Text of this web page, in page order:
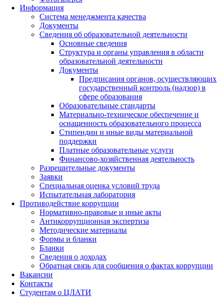
Информация
Система менеджмента качества
Документы
Сведения об образовательной деятельности
Основные сведения
Структура и органы управления в области
образовательной деятельности
Документы
Предписания органов, осуществляющих
государственный контроль (надзор) в
сфере образования
Образовательные стандарты
Материально-техническое обеспечение и
оснащенность образовательного процесса
Стипендии и иные виды материальной
поддержки
Платные образовательные услуги
Финансово-хозяйственная деятельность
Разрешительные документы
Заявки
Специальная оценка условий труда
Испытательная лаборатория
Противодействие коррупции
Нормативно-правовые и иные акты
Антикоррупционная экспертиза
Методические материалы
Формы и бланки
Бланки
Сведения о доходах
Обратная связь для сообщения о фактах коррупции
Вакансии
Контакты
Студентам о ЦЛАТИ